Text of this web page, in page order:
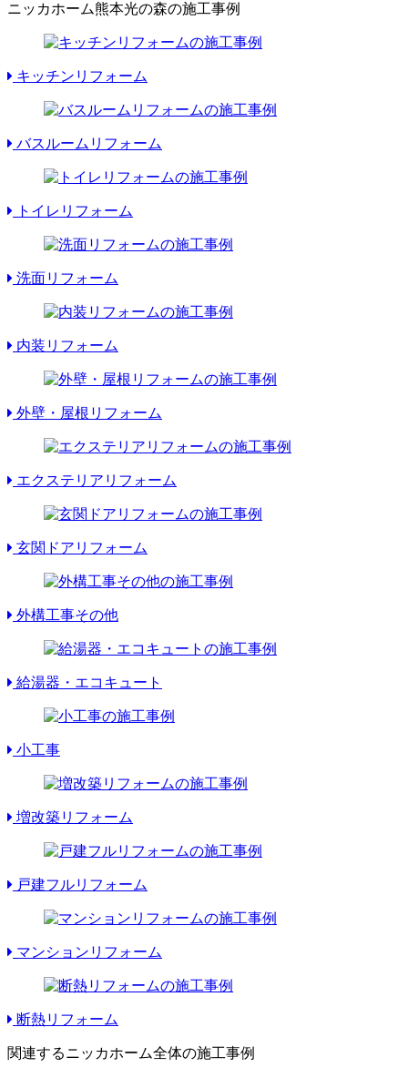
ニッカホーム熊本光の森の施工事例
キッチンリフォーム
バスルームリフォーム
トイレリフォーム
洗面リフォーム
内装リフォーム
外壁・屋根リフォーム
エクステリアリフォーム
玄関ドアリフォーム
外構工事その他
給湯器・エコキュート
小工事
増改築リフォーム
戸建フルリフォーム
マンションリフォーム
断熱リフォーム
関連するニッカホーム全体の施工事例